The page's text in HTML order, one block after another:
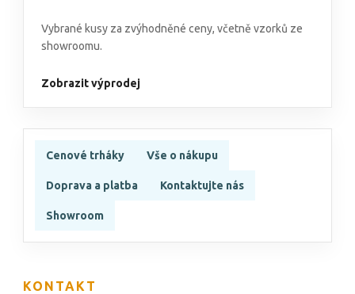
Vybrané kusy za zvýhodněné ceny, včetně vzorků ze
showroomu.
Zobrazit výprodej
Cenové trháky Vše o nákupu
Doprava a platba Kontaktujte nás
Showroom
KONTAKT